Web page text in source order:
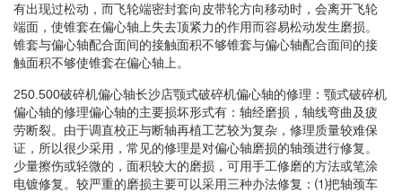
有出现过松动，而飞轮端密封套向皮带轮方向移动时，会离开飞轮
端面，使锥套在偏心轴上失去顶紧力的作用而容易松动发生磨损。
锥套与偏心轴配合面间的接触面积不够锥套与偏心轴配合面间的接
触面积不够使锥套在偏心轴上。
250.500破碎机偏心轴长沙店颚式破碎机偏心轴的修理：颚式破碎机
偏心轴的修理偏心轴的主要损坏形式有：轴经磨损，轴线弯曲及疲
劳断裂。由于调直校正与断轴再植工艺较为复杂，修理质量较难保
证，所以很少采用，常见的修理是对偏心轴磨损的轴颈进行修复。
少量擦伤或轻微的，面积较大的磨损，可用手工修磨的方法或笔涂
电镀修复。较严重的磨损主要可以采用三种办法修复：⑴把轴颈车